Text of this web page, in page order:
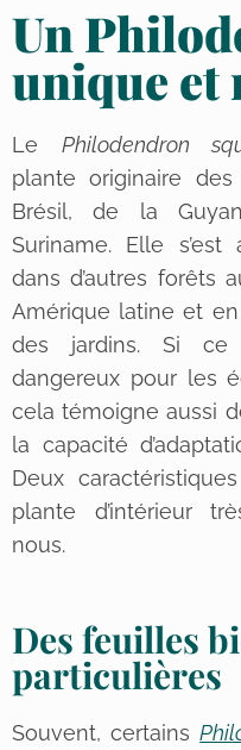
Un
unique et
Le Philodendron
plante originaire
Brésil, de la
Suriname. Elle s’est
dans d’autres forêts
Amérique latine et en
des jardins. Si ce
dangereux pour les
cela témoigne aussi
la capacité
Deux
plante d’intérieur
nous.
Des feuilles
particulières
Souvent, certains